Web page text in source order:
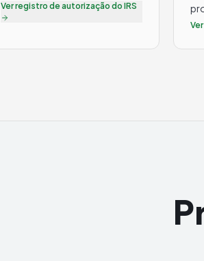
Ver registro de autorização do IRS